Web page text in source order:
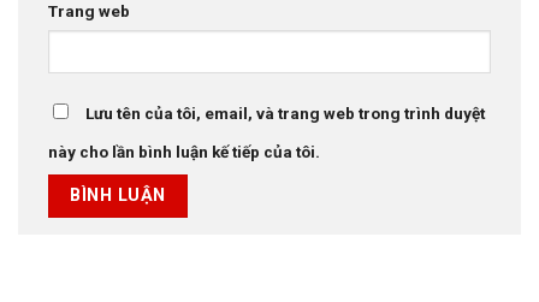
Trang web
Lưu tên của tôi, email, và trang web trong trình duyệt
này cho lần bình luận kế tiếp của tôi.